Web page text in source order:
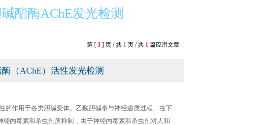
酯酶AChE发光检测
第 [ 1 ] 页 / 共 1 页 / 共 1 篇应用文章
（AChE）活性发光检测
的作用于各类胆碱受体。乙酰胆碱参与神经递质过程，在下
内毒素和杀虫剂所抑制，由于神经内毒素和杀虫剂对人和